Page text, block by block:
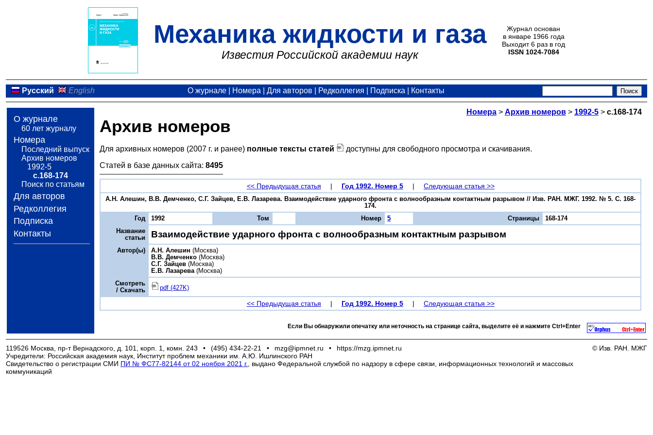
Механика жидкости и газа
Известия Российской академии наук
Журнал основан
в январе 1966 года
Выходит 6 раз в год
ISSN 1024-7084
Русский English О журнале Номера Для авторов Редколлегия Подписка Контакты
О журнале
60 лет журналу
Номера
Последний выпуск
Архив номеров
1992-5
с.168-174
Поиск по статьям
Для авторов
Редколлегия
Подписка
Контакты
Номера> Архив номеров> 1992-5> с.168-174
Архив номеров
Для архивных номеров (2007 г. и ранее) полные тексты статей
доступны для свободного просмотра и скачивания.
Статей в базе данных сайта: 8495
<< Предыдущая статья | Год 1992. Номер 5 | Следующая статья >>
A.Н. Алешин, В.В. Демченко, С.Г. Зайцев, Е.В. Лазарева. Взаимодействие ударного фронта с волнообразным контактным разрывом // Изв. РАН. МЖГ. 1992. № 5. С. 168-
174.
Год
1992 Том Номер 5 Страницы
168-174
Название
статьи
Взаимодействие ударного фронта с волнообразным контактным разрывом
Автор(ы) A.Н. Алешин (Москва)
В.В. Демченко (Москва)
С.Г. Зайцев (Москва)
Е.В. Лазарева(Москва)
Смотреть
/ Скачать
pdf (427K)
<< Предыдущая статья | Год 1992. Номер 5 | Следующая статья >>
Если Вы обнаружили опечатку или неточность на странице сайта, выделите её и нажмите Ctrl+Enter
119526 Москва, пр-т Вернадского, д. 101, корп. 1, комн. 243 • (495) 434-22-21 • mzg@ipmnet.ru •
https://mzg.ipmnet.ru
Учредители: Российская академия наук, Институт проблем механики им. А.Ю. Ишлинского РАН
Свидетельство о регистрации СМИ ПИ № ФС77-82144 от 02 ноября 2021 г.
, выдано Федеральной службой по надзору в сфере связи, информационных технологий и массовых
коммуникаций
© Изв. РАН. МЖГ